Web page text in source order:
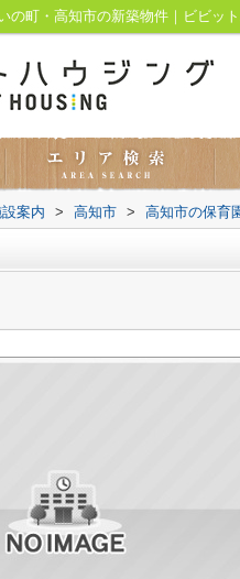
の町・高知市の新築物件｜ビビッ
案内 > 高知市 > 高知市の保育